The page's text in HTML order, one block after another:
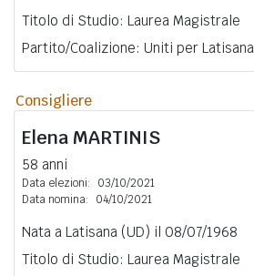
Titolo di Studio: Laurea Magistrale
Partito/Coalizione: Uniti per Latisana
Consigliere
Elena MARTINIS
58 anni
Data elezioni:
03/10/2021
Data nomina:
04/10/2021
Nata a Latisana (UD) il 08/07/1968
Titolo di Studio: Laurea Magistrale